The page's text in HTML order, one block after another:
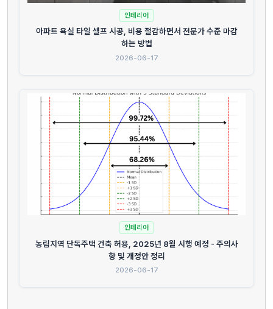
인테리어
아파트 욕실 타일 셀프 시공, 비용 절감하면서 전문가 수준 마감
하는 방법
2026-06-17
인테리어
농림지역 단독주택 건축 허용, 2025년 8월 시행 예정 - 주의사
항 및 개정안 정리
2026-06-17